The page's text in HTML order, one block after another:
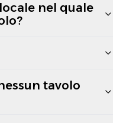
nel quale
tavolo